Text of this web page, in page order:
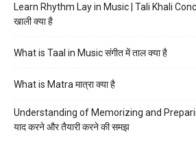
Learn Rhythm Lay in Music | Tali Khali
खाली क्या है
What is Taal in Music संगीत में ताल क्या है
What is Matra मात्रा क्या है
Understanding of Memorizing and
याद करने और तैयारी करने की समझ